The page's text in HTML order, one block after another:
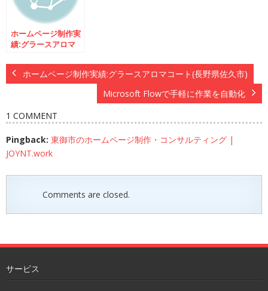
ホームページ制作実
績:グラースアロマ
市)
ホームページ制作実績:グラースアロマコート(長野県佐久市)
Microsoft Flowで手軽に作業を自動化
1 COMMENT
Pingback: 東御市のホームページ制作・コンサルティング |
JOYNT.work
Comments are closed.
サービス